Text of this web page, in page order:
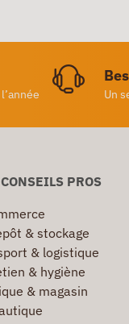
Un
PROS
& stockage
& logistique
& hygiène
& magasin